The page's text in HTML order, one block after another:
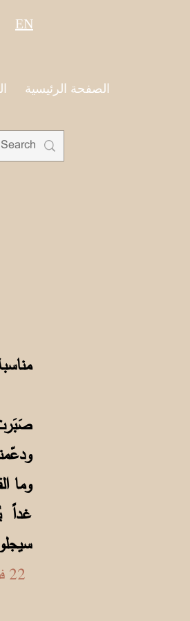
EN
الصفحة الرئيسية
وما
22 فبراير 1983